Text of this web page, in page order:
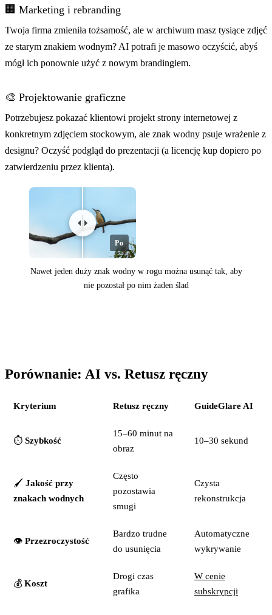
🏢 Marketing i rebranding
Twoja firma zmieniła tożsamość, ale w archiwum masz tysiące zdjęć
ze starym znakiem wodnym? AI potrafi je masowo oczyścić, abyś
mógł ich ponownie użyć z nowym brandingiem.
🎨 Projektowanie graficzne
Potrzebujesz pokazać klientowi projekt strony internetowej z
konkretnym zdjęciem stockowym, ale znak wodny psuje wrażenie z
designu? Oczyść podgląd do prezentacji (a licencję kup dopiero po
zatwierdzeniu przez klienta).
Przed Po
Nawet jeden duży znak wodny w rogu można usunąć tak, aby
nie pozostał po nim żaden ślad
Porównanie: AI vs. Retusz ręczny
Kryterium Retusz ręczny GuideGlare AI
⏱️ Szybkość
15–60 minut na
obraz
10–30 sekund
🖌️ Jakość przy
znakach wodnych
Często
pozostawia
smugi
Czysta
rekonstrukcja
👁️ Przezroczystość
Bardzo trudne
do usunięcia
Automatyczne
wykrywanie
💰 Koszt
Drogi czas
grafika
W cenie
subskrypcji